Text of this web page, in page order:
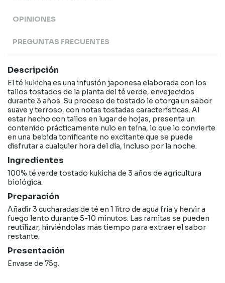
OPINIONES
PREGUNTAS FRECUENTES
Descripción
El té kukicha es una infusión japonesa elaborada con los
tallos tostados de la planta del té verde, envejecidos
durante 3 años. Su proceso de tostado le otorga un sabor
suave y terroso, con notas tostadas características. Al
estar hecho con tallos en lugar de hojas, presenta un
contenido prácticamente nulo en teína, lo que lo convierte
en una bebida tonificante no excitante que se puede
disfrutar a cualquier hora del día, incluso por la noche.
Ingredientes
100% té verde tostado kukicha de 3 años de agricultura
biológica.
Preparación
Añadir 3 cucharadas de té en 1 litro de agua fría y hervir a
fuego lento durante 5-10 minutos. Las ramitas se pueden
reutilizar, hirviéndolas más tiempo para extraer el sabor
restante.
Presentación
Envase de 75g.